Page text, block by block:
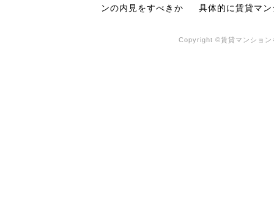
ンの内見をすべきか
具体的に賃貸マ
Copyright ©賃貸マンショ